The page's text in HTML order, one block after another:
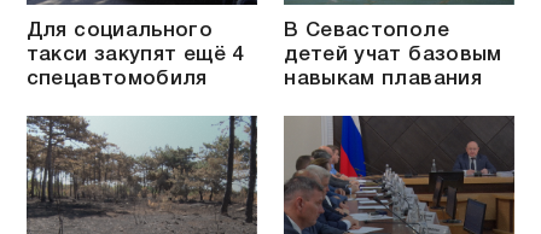
Для социального
такси закупят ещё 4
спецавтомобиля
В Севастополе
детей учат базовым
навыкам плавания